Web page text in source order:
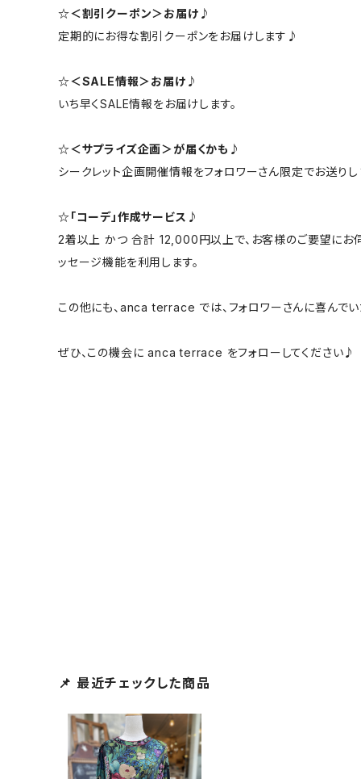
☆＜割引クーポン＞お届け♪
定期的にお得な割引クーポンをお届けします♪
☆＜SALE情報＞お届け♪
いち早くSALE情報をお届けします。
☆＜サプライズ企画＞が届くかも♪
シークレット企画開催情報をフォロワーさん限定でお送り
☆「コーデ」作成サービス♪
2着以上 かつ 合計 12,000円以上で、お客様のご要望にお
ッセージ機能を利用します。
この他にも、anca terrace では、フォロワーさんに喜んで
ぜひ、この機会に anca terrace をフォローしてください♪
📌 最近チェックした商品